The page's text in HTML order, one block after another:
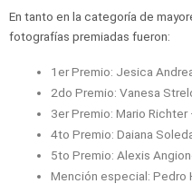
En tanto en la categoría de
fotografías premiadas fueron:
1er Premio: Jesica
2do Premio: Vanesa
3er Premio: Mario Richter
4to Premio: Daiana
5to Premio: Alexis
Mención especial: Pedro